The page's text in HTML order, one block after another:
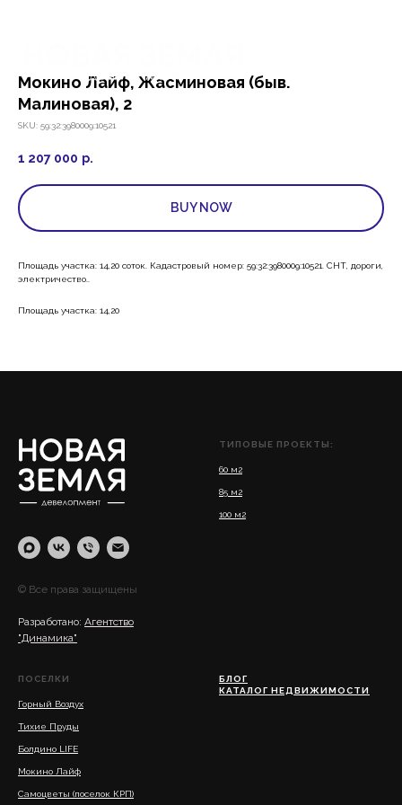
Мокино Лайф, Жасминовая (быв.
Малиновая), 2
SKU: 59:32:3980009:10521
1 207 000 р.
BUY NOW
Площадь участка: 14,20 соток. Кадастровый номер: 59:32:3980009:10521. СНТ, дороги,
электричество..
Площадь участка: 14,20
© Все права защищены
Разработано: Агентство
"Динамика"
ТИПОВЫЕ ПРОЕКТЫ:
60 м2
85 м2
100 м2
ПОСЕЛКИ
Горный Воздух
Тихие Пруды
Болдино LIFE
Мокино Лайф
Самоцветы (поселок КРП)
БЛОГ
КАТАЛОГ НЕДВИЖИМОСТИ